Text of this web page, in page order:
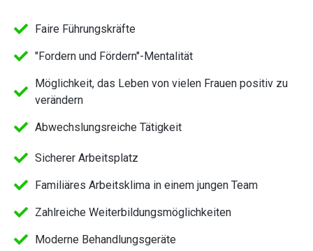
Faire Führungskräfte
"Fordern und Fördern"-Mentalität
Möglichkeit, das Leben von vielen Frauen positiv zu
verändern
Abwechslungsreiche Tätigkeit
Sicherer Arbeitsplatz
Familiäres Arbeitsklima in einem jungen Team
Zahlreiche Weiterbildungsmöglichkeiten
Moderne Behandlungsgeräte​